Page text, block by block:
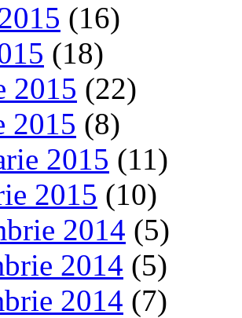
(16)
(18)
2015 (22)
2015 (8)
2015 (11)
2015 (10)
2014 (5)
2014 (5)
2014 (7)